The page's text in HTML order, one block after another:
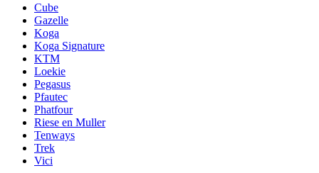
Cube
Gazelle
Koga
Koga Signature
KTM
Loekie
Pegasus
Pfautec
Phatfour
Riese en Muller
Tenways
Trek
Vici